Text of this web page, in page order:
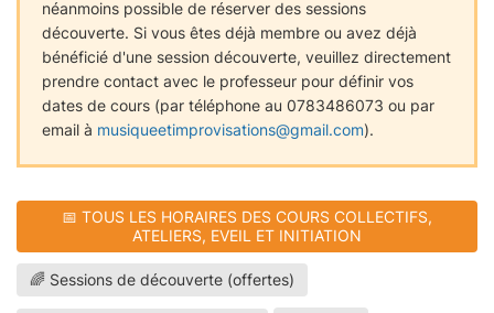
néanmoins possible de réserver des sessions
découverte. Si vous êtes déjà membre ou avez déjà
bénéficié d'une session découverte, veuillez directement
prendre contact avec le professeur pour définir vos
dates de cours (par téléphone au 0783486073 ou par
email à musiqueetimprovisations@gmail.com).
📅 TOUS LES HORAIRES DES COURS COLLECTIFS,
ATELIERS, EVEIL ET INITIATION
🌈 Sessions de découverte (offertes)